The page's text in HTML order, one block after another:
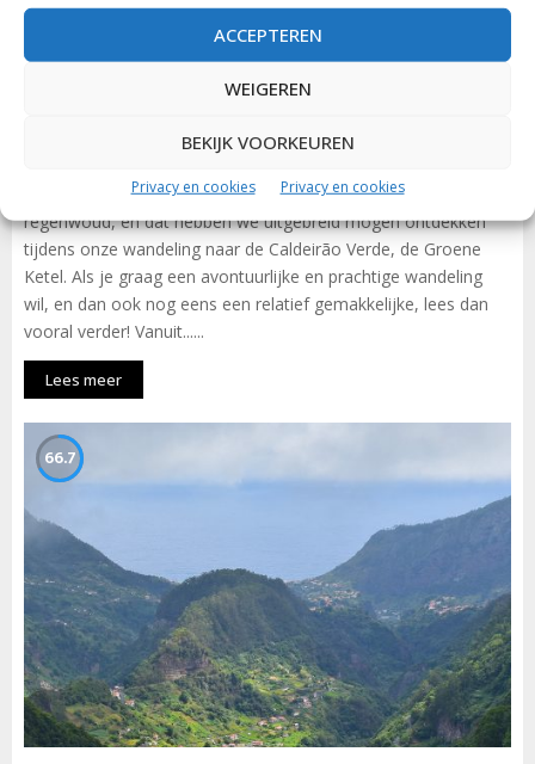
ACCEPTEREN
WEIGEREN
BEKIJK VOORKEUREN
Privacy en cookies Privacy en cookies
12 augustus 2019
Madeira is eigenlijk een tropisch eiland met heel wat echt
regenwoud, en dat hebben we uitgebreid mogen ontdekken
tijdens onze wandeling naar de Caldeirão Verde, de Groene
Ketel. Als je graag een avontuurlijke en prachtige wandeling
wil, en dan ook nog eens een relatief gemakkelijke, lees dan
vooral verder! Vanuit......
Lees meer
66.7